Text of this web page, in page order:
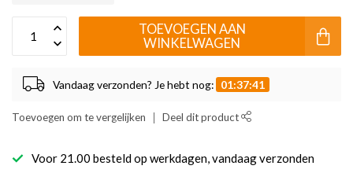
TOEVOEGEN AAN
WINKELWAGEN
Vandaag verzonden? Je hebt nog: 01:37:41
Toevoegen om te vergelijken Deel dit product
Voor 21.00 besteld op werkdagen, vandaag verzonden